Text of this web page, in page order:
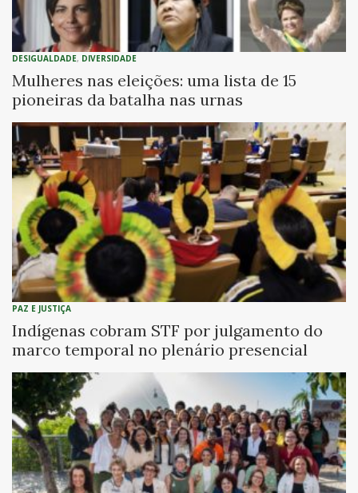
DESIGUALDADE, DIVERSIDADE
Mulheres nas eleições: uma lista de 15
pioneiras da batalha nas urnas
PAZ E JUSTIÇA
Indígenas cobram STF por julgamento do
marco temporal no plenário presencial